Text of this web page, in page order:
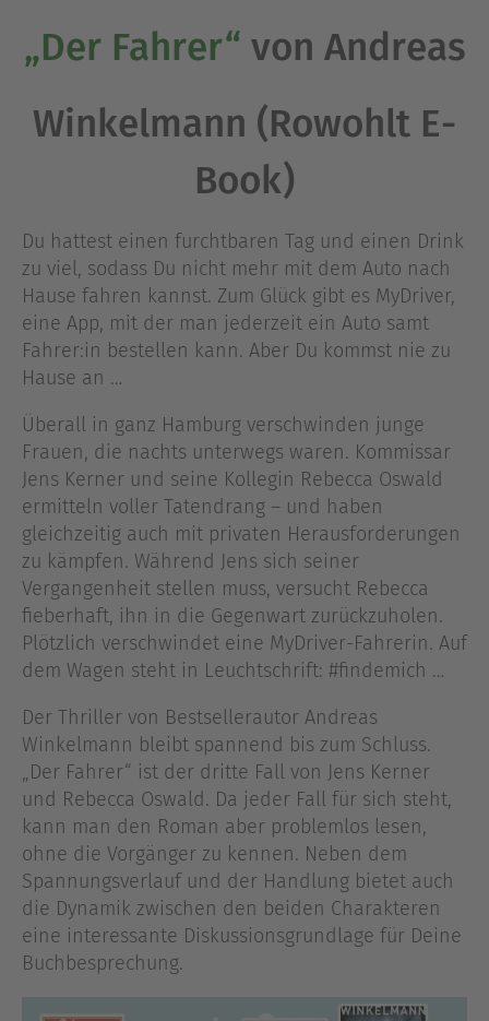
„Der Fahrer“ von Andreas
Winkelmann (Rowohlt E-
Book)
Du hattest einen furchtbaren Tag und einen Drink
zu viel, sodass Du nicht mehr mit dem Auto nach
Hause fahren kannst. Zum Glück gibt es MyDriver,
eine App, mit der man jederzeit ein Auto samt
Fahrer:in bestellen kann. Aber Du kommst nie zu
Hause an …
Überall in ganz Hamburg verschwinden junge
Frauen, die nachts unterwegs waren. Kommissar
Jens Kerner und seine Kollegin Rebecca Oswald
ermitteln voller Tatendrang – und haben
gleichzeitig auch mit privaten Herausforderungen
zu kämpfen. Während Jens sich seiner
Vergangenheit stellen muss, versucht Rebecca
fieberhaft, ihn in die Gegenwart zurückzuholen.
Plötzlich verschwindet eine MyDriver-Fahrerin. Auf
dem Wagen steht in Leuchtschrift: #findemich …
Der Thriller von Bestsellerautor Andreas
Winkelmann bleibt spannend bis zum Schluss.
„Der Fahrer“ ist der dritte Fall von Jens Kerner
und Rebecca Oswald. Da jeder Fall für sich steht,
kann man den Roman aber problemlos lesen,
ohne die Vorgänger zu kennen. Neben dem
Spannungsverlauf und der Handlung bietet auch
die Dynamik zwischen den beiden Charakteren
eine interessante Diskussionsgrundlage für Deine
Buchbesprechung.